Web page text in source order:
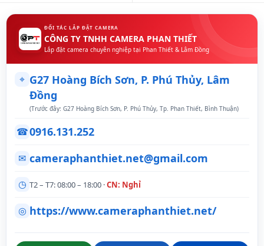
ĐỐI TÁC LẮP ĐẶT CAMERA
CÔNG TY TNHH CAMERA PHAN THIẾT
Lắp đặt camera chuyên nghiệp tại Phan Thiết & Lâm Đồng
⌖ G27 Hoàng Bích Sơn, P. Phú Thủy, Lâm
Đồng
(Trước đây: G27 Hoàng Bích Sơn, P. Phú Thủy, Tp. Phan Thiết, Bình Thuận)
☎0916.131.252
✉ cameraphanthiet.net@gmail.com
◷ T2 – T7: 08:00 – 18:00 ·CN: Nghỉ
◎ https://www.cameraphanthiet.net/